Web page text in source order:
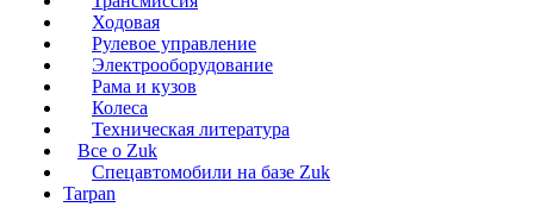
Ходовая
Рулевое управление
Электрооборудование
Рама и кузов
Колеса
Техническая литература
Все о Zuk
Спецавтомобили на базе Zuk
Tarpan